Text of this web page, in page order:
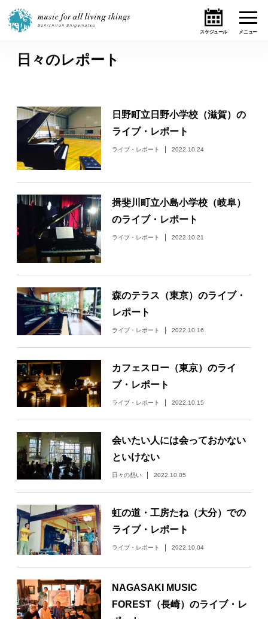
ホーム
テーマ
ライブ・スケジュール
作品
オンライン・ショップ
ギャラリー
日々のレポート
Specials
演奏依頼
日々のレポート
日野町立日野小学校（滋賀）の
ライブ・レポート
ライブ・レポート 2022.10.24
揖斐川町立小島小学校（岐阜）
のライブ・レポート
ライブ・レポート 2022.10.21
森のテラス（東京）のライブ・
レポート
ライブ・レポート 2022.10.16
カフェスロー（東京）のライ
ブ・レポート
ライブ・レポート 2022.10.15
会いたい人には会っておかない
といけない
日々の想い 2022.10.05
虹の道・工房たね（大分）での
ライブ・レポート
ライブ・レポート 2022.10.04
NAGASAKI MUSIC
FOREST（長崎）のライブ・レ